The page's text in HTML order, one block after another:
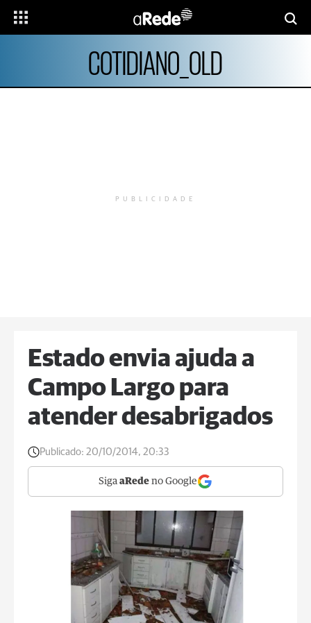
COTIDIANO_OLD
PUBLICIDADE
Estado envia ajuda a
Campo Largo para
atender desabrigados
Publicado: 20/10/2014, 20:33
Siga aRede no Google